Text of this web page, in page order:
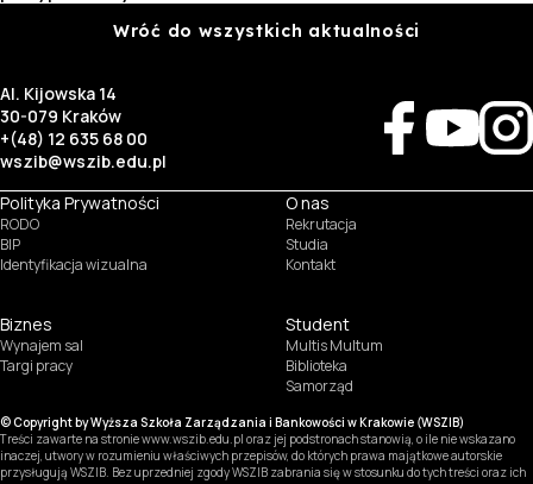
Wróć do wszystkich aktualności
Al. Kijowska 14
30-079 Kraków
+(48) 12 635 68 00
wszib@wszib.edu.pl
Polityka Prywatności
RODO
BIP
Identyfikacja wizualna
O nas
Rekrutacja
Studia
Kontakt
Biznes
Wynajem sal
Targi pracy
Student
Multis Multum
Biblioteka
Samorząd
© Copyright by Wyższa Szkoła Zarządzania i Bankowości w Krakowie (WSZIB)
Treści zawarte na stronie www.wszib.edu.pl oraz jej podstronach stanowią, o ile nie wskazano
inaczej, utwory w rozumieniu właściwych przepisów, do których prawa majątkowe autorskie
przysługują WSZIB. Bez uprzedniej zgody WSZIB zabrania się w stosunku do tych treści oraz ich